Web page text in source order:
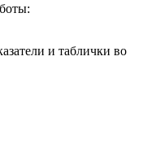
и таблички во